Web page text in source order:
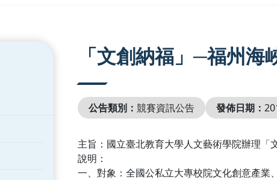
「文創納福」─福州
公告類別： 競賽資訊公告 發佈日期：
主旨：國立臺北教育大學人文藝術學院辦理
說明：
一、對象：全國公私立大專校院文化創意產業